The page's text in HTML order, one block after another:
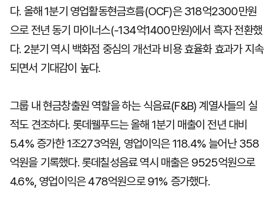
다. 올해 1분기 영업활동현금흐름(OCF)은 318억2300만원
으로 전년 동기 마이너스(-134억1400만원)에서 흑자 전환했
다. 2분기 역시 백화점 중심의 개선과 비용 효율화 효과가 지속
되면서 기대감이 높다.
그룹 내 현금창출원 역할을 하는 식음료(F&B) 계열사들의 실
적도 견조하다. 롯데웰푸드는 올해 1분기 매출이 전년 대비
5.4% 증가한 1조273억원, 영업이익은 118.4% 늘어난 358
억원을 기록했다. 롯데칠성음료 역시 매출은 9525억원으로
4.6%, 영업이익은 478억원으로 91% 증가했다.